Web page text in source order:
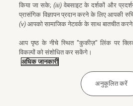
किया जा सके;(iii) वेबसाइट के दर्शकों और
प्रासंगिक विज्ञापन प्रदान करने के लिए आपकी
(v) आपको सामाजिक नेटवर्क के साथ बातचीत
आप पृष्ठ के नीचे स्थित "कुकीज़" लिंक पर
विकल्पों को संशोधित कर सकेंगे।
अधिक जानकारी
अनुकूलित करें